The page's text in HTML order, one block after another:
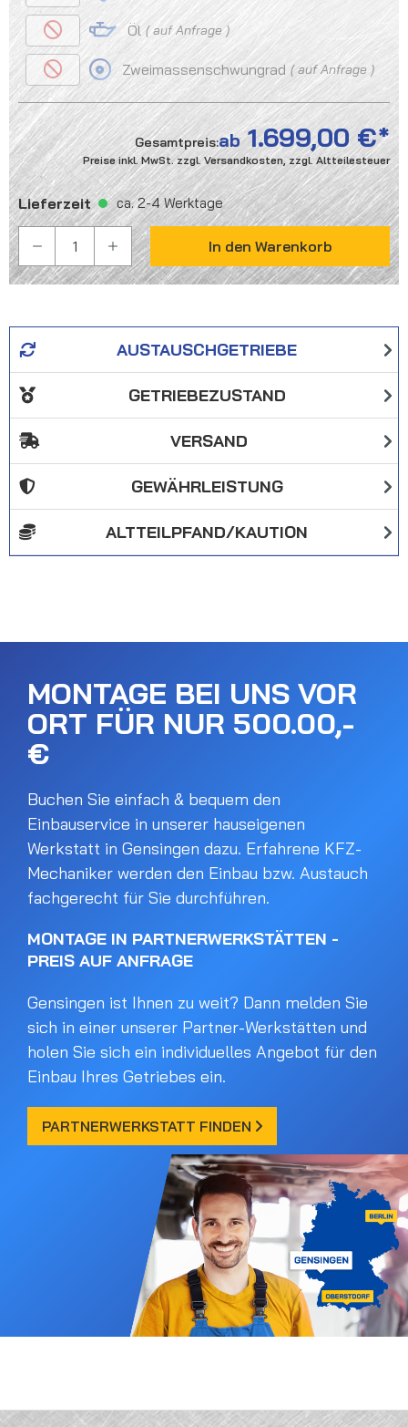
Gesamtpreis:ab 1.699,00 €
Preise inkl. MwSt. zzgl. Versandkosten, zzgl. Altteilesteuer
Lieferzeit ca. 2-4 Werktage
Öl auf Anfrage
Zweimassenschwungrad auf Anfrage
PRODUKT ANZAHL: GIB DEN GEWÜNSCHTEN
In den Warenkorb
AUSTAUSCHGETRIEBE
GETRIEBEZUSTAND
VERSAND
GEWÄHRLEISTUNG
ALTTEILPFAND/KAUTION
MONTAGE BEI UNS VOR
ORT FÜR NUR 500.00,-
€
Buchen Sie einfach & bequem den
Einbauservice in unserer hauseigenen
Werkstatt in Gensingen dazu. Erfahrene KFZ-
Mechaniker werden den Einbau bzw. Austauch
fachgerecht für Sie durchführen.
MONTAGE IN PARTNERWERKSTÄTTEN -
PREIS AUF ANFRAGE
Gensingen ist Ihnen zu weit? Dann melden Sie
sich in einer unserer Partner-Werkstätten und
holen Sie sich ein individuelles Angebot für den
Einbau Ihres Getriebes ein.
PARTNERWERKSTATT FINDEN